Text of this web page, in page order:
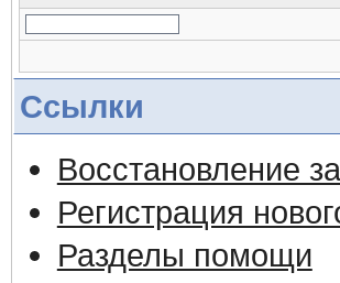
Ссылки
Восстановление
Регистрация
Разделы помощи